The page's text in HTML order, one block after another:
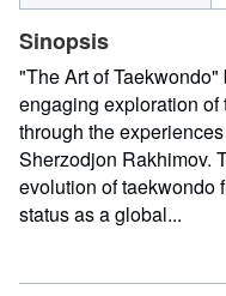
Sinopsis
"The Art of
engaging exploration of
through the
Sherzodjon Rakhimov.
evolution of taekwondo
status as a global...